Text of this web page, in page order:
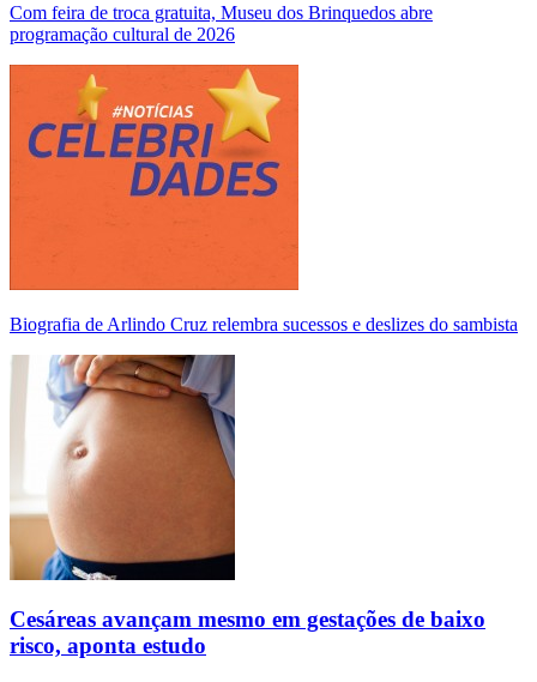
Com feira de troca gratuita, Museu dos Brinquedos abre
programação cultural de 2026
Biografia de Arlindo Cruz relembra sucessos e deslizes do sambista
Cesáreas avançam mesmo em gestações de baixo
risco, aponta estudo